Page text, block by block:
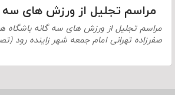
مراسم تجلیل از ورزش های سه
مراسم تجلیل از ورزش های سه گانه
صفرزاده تهرانی امام جمعه شهر زاینده رود